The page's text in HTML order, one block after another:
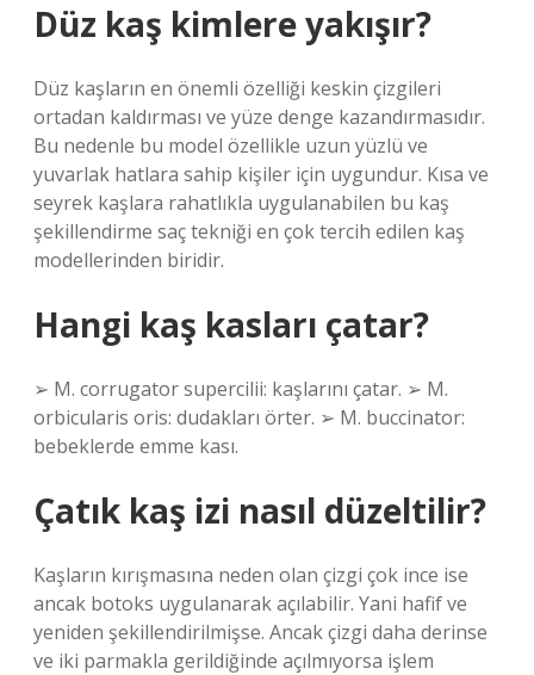
Düz kaş kimlere yakışır?
Düz kaşların en önemli özelliği keskin çizgileri
ortadan kaldırması ve yüze denge kazandırmasıdır.
Bu nedenle bu model özellikle uzun yüzlü ve
yuvarlak hatlara sahip kişiler için uygundur. Kısa ve
seyrek kaşlara rahatlıkla uygulanabilen bu kaş
şekillendirme saç tekniği en çok tercih edilen kaş
modellerinden biridir.
Hangi kaş kasları çatar?
➢ M. corrugator supercilii: kaşlarını çatar. ➢ M.
orbicularis oris: dudakları örter. ➢ M. buccinator:
bebeklerde emme kası.
Çatık kaş izi nasıl düzeltilir?
Kaşların kırışmasına neden olan çizgi çok ince ise
ancak botoks uygulanarak açılabilir. Yani hafif ve
yeniden şekillendirilmişse. Ancak çizgi daha derinse
ve iki parmakla gerildiğinde açılmıyorsa işlem